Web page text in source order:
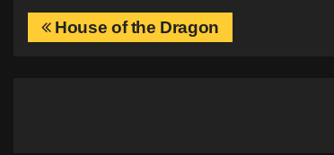
BHouse of the Dragon